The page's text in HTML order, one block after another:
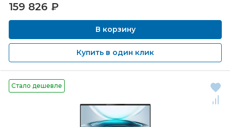
159 826 ₽
В корзину
Купить в один клик
Стало дешевле